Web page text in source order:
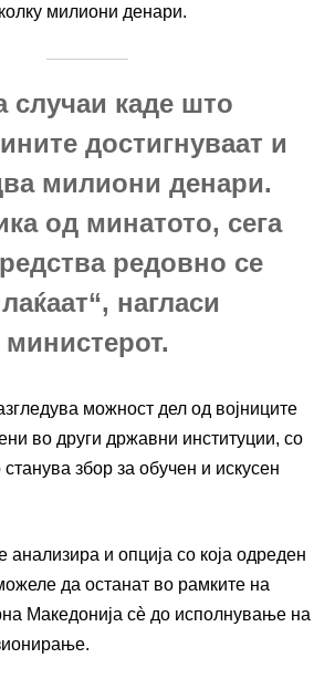
милиони денари.
случаи каде што
достигнуваат и
милиони денари.
од минатото, сега
редовно се
нагласи
министерот.
можност дел од војниците
во други државни институции, со
збор за обучен и искусен
анализира и опција со која одреден
да останат во рамките на
Македонија сè до исполнување на